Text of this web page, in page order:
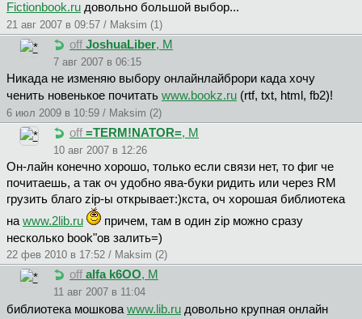
Fictionbook.ru довольно большой выбор...
21 авг 2007 в 09:57 / Maksim (1)
off JoshuaLiber, М
7 авг 2007 в 06:15
Никада не изменяю выбору онлайнлайброри када хочу
ченить новенькое почитать www.bookz.ru (rtf, txt, html, fb2)!
6 июл 2009 в 10:59 / Maksim (2)
off =TERM!NATOR=, М
10 авг 2007 в 12:26
Он-лайн конечно хорошо, только если связи нет, то фиг че
почитаешь, а так оч удобно ява-буки ридить или через RM
грузить благо zip-ы открывает:)кста, оч хорошая библиотека
наwww.2lib.ru
причем, там в один zip можно сразу
несколько book"ов залить=)
22 фев 2010 в 17:52 / Maksim (2)
off alfa k6OO, М
11 авг 2007 в 11:04
библиотека мошковаwww.lib.ru довольно крупная онлайн